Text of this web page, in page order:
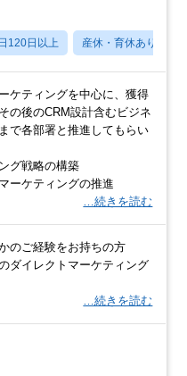
120日以上 産休・育休あり
ケティングを中心に、獲得
の後のCRM設計含むビジネ
で各部署と推進してもらい
グ戦略の構築
ーケティングの推進
…続きを読む
のご経験をお持ちの方
ダイレクトマーケティング
…続きを読む